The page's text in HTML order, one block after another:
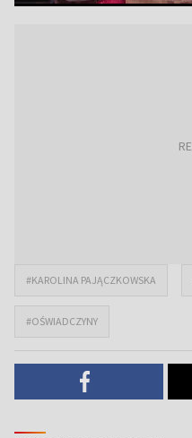
#KAROLINA PAJĄCZKOWSKA
#OŚWIADCZYNY